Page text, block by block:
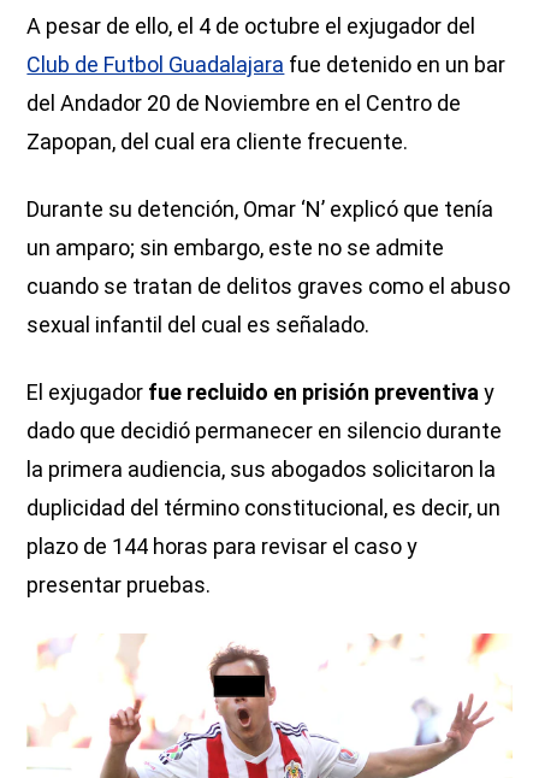
A pesar de ello, el 4 de octubre el exjugador del
Club de Futbol Guadalajara fue detenido en un bar
del Andador 20 de Noviembre en el Centro de
Zapopan, del cual era cliente frecuente.
Durante su detención, Omar ‘N’ explicó que tenía
un amparo; sin embargo, este no se admite
cuando se tratan de delitos graves como el abuso
sexual infantil del cual es señalado.
El exjugador fue recluido en prisión preventiva y
dado que decidió permanecer en silencio durante
la primera audiencia, sus abogados solicitaron la
duplicidad del término constitucional, es decir, un
plazo de 144 horas para revisar el caso y
presentar pruebas.